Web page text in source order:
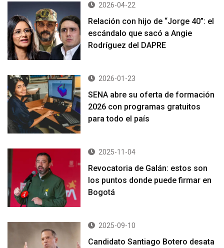
2026-04-22
Relación con hijo de “Jorge 40”: el
escándalo que sacó a Angie
Rodríguez del DAPRE
2026-01-23
SENA abre su oferta de formación
2026 con programas gratuitos
para todo el país
2025-11-04
Revocatoria de Galán: estos son
los puntos donde puede firmar en
Bogotá
2025-09-10
Candidato Santiago Botero desata